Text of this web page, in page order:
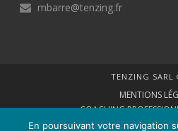
mbarre@tenzing.fr
TENZING SARL
MENTIONS
COACHING
VIE PRIVÉE
En poursuivant votre navigation